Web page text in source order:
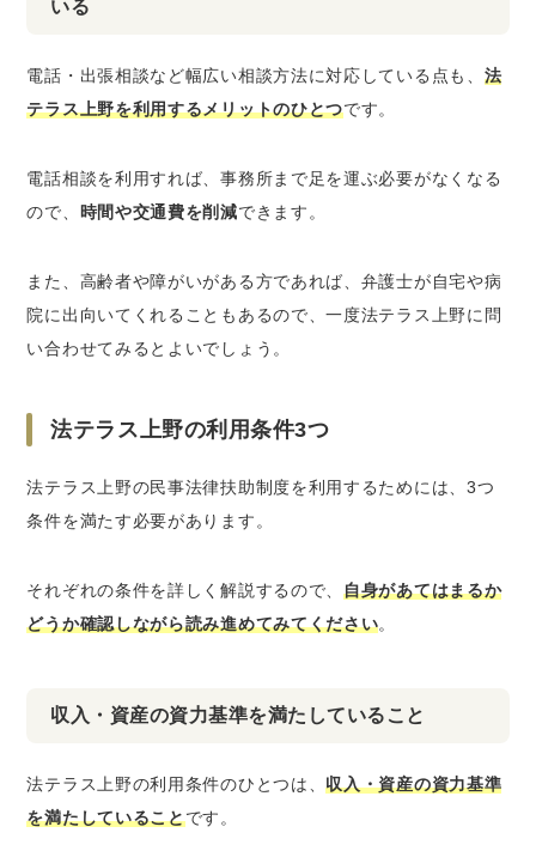
いる
電話・出張相談など幅広い相談方法に対応している点も、 法
テラス上野を利用するメリットのひとつです。
電話相談を利用すれば、事務所まで足を運ぶ必要がなくなる
ので、 時間や交通費を削減できます。
また、高齢者や障がいがある方であれば、弁護士が自宅や病
院に出向いてくれることもあるので、一度法テラス上野に問
い合わせてみるとよいでしょう。
法テラス上野の利用条件3つ
法テラス上野の民事法律扶助制度を利用するためには、3つ
条件を満たす必要があります。
それぞれの条件を詳しく解説するので、自身があてはまるか
どうか確認しながら読み進めてみてください。
収入・資産の資力基準を満たしていること
法テラス上野の利用条件のひとつは、収入・資産の資力基準
を満たしていることです。